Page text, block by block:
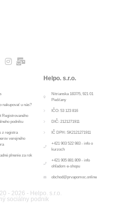
nakupovať u nás?
Registrovaného
podniku
z registra
verejného
plnenie za rok
Helpo. s.r.o.
Nitrianska 1837/5, 921 01
Piešťany
IČO: 53 123 816
DIČ: 2121271911
IČ DPH: SK2121271911
+421 903 522 983 - info o
kurzoch
+421 905 881 809 - info
ohľadom e-shopu
obchod@prvapomoc.online
- 2026 - Helpo. s.r.o.
sociálny podnik